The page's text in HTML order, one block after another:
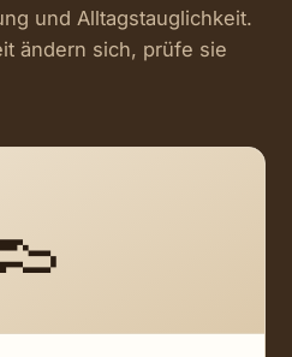
und Alltagstauglichkeit.
ändern sich, prüfe sie